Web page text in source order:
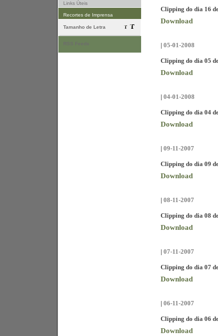
Links Úteis
Recortes de Imprensa
Tamanho de Letra
Clipping do dia 16
Download
| 05-01-2008
Clipping do dia 05
Download
| 04-01-2008
Clipping do dia 04
Download
| 09-11-2007
Clipping do dia 09
Download
| 08-11-2007
Clipping do dia 08
Download
| 07-11-2007
Clipping do dia 07
Download
| 06-11-2007
Clipping do dia 06
Download